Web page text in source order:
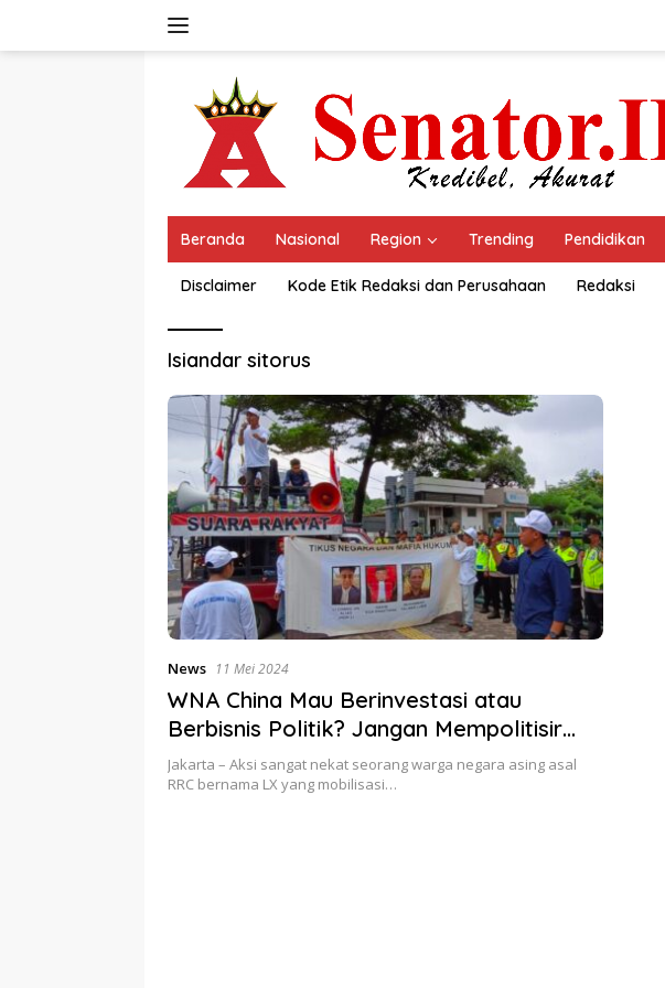
Beranda Nasional Region Trending Pendidikan
Disclaimer Kode Etik Redaksi dan Perusahaan Redaksi
Isiandar sitorus
News 11 Mei 2024
WNA China Mau Berinvestasi atau
Berbisnis Politik? Jangan Mempolitisir
Hukum!
Jakarta – Aksi sangat nekat seorang warga negara asing asal
RRC bernama LX yang mobilisasi…